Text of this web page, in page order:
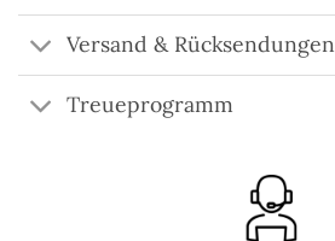
Versand & Rücksendungen
Treueprogramm